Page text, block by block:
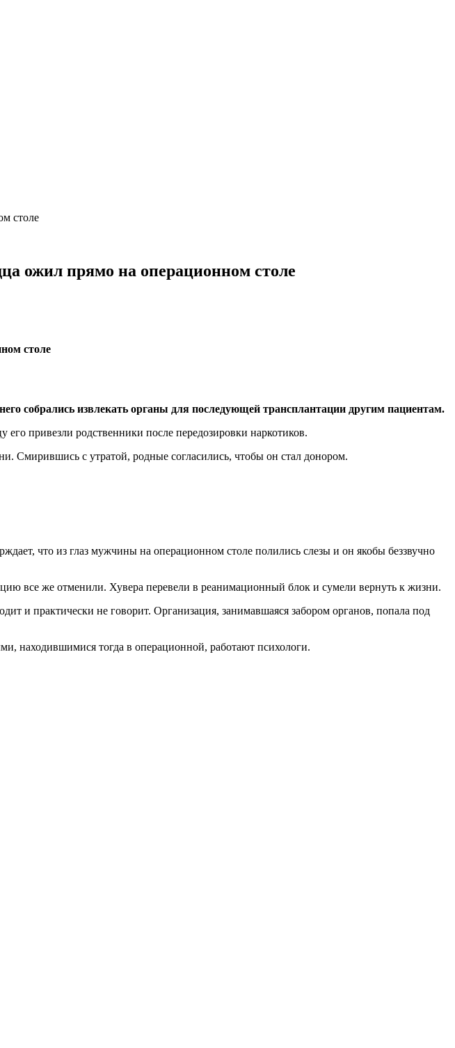
столе
ожил прямо на операционном столе
собрались извлекать органы для последующей трансплантации другим пациентам.
привезли родственники после передозировки наркотиков.
Смирившись с утратой, родные согласились, чтобы он стал донором.
что из глаз мужчины на операционном столе полились слезы и он якобы беззвучно
все же отменили. Хувера перевели в реанимационный блок и сумели вернуть к жизни.
и практически не говорит. Организация, занимавшаяся забором органов, попала под
находившимися тогда в операционной, работают психологи.